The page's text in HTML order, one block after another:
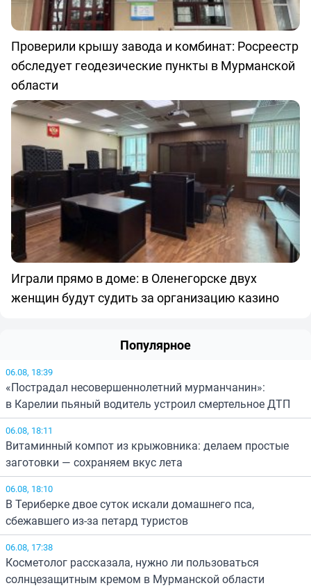
Проверили крышу завода и комбинат: Росреестр
обследует геодезические пункты в Мурманской
области
Играли прямо в доме: в Оленегорске двух
женщин будут судить за организацию казино
Популярное
06.08, 18:39
«Пострадал несовершеннолетний мурманчанин»:
в Карелии пьяный водитель устроил смертельное ДТП
06.08, 18:11
Витаминный компот из крыжовника: делаем простые
заготовки — сохраняем вкус лета
06.08, 18:10
В Териберке двое суток искали домашнего пса,
сбежавшего из-за петард туристов
06.08, 17:38
Косметолог рассказала, нужно ли пользоваться
солнцезащитным кремом в Мурманской области